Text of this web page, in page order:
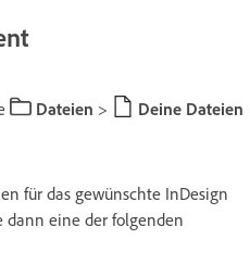
Dateien >
Deine Dateien
für das gewünschte InDesign
dann eine der folgenden